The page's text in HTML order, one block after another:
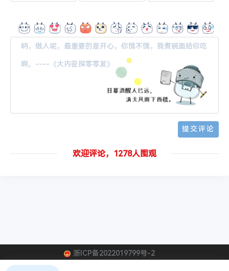
R409B
欢迎评论，1278人围观
浙ICP备2022019799号-2